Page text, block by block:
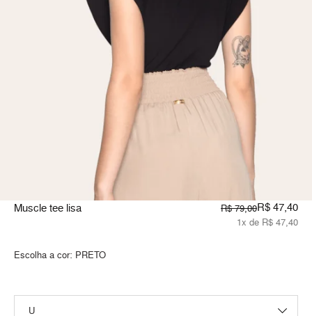
Muscle tee lisa R$ 79,00R$ 47,40
1x de R$ 47,40
Escolha a cor: PRETO